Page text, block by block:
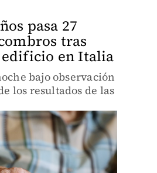
pasa 27
tras
en Italia
bajo observación
los resultados de las